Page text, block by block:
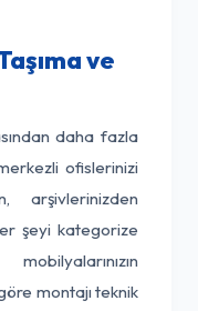
ve
daha fazla
ofislerinizi
arşivlerinizden
şeyi kategorize
montajı teknik